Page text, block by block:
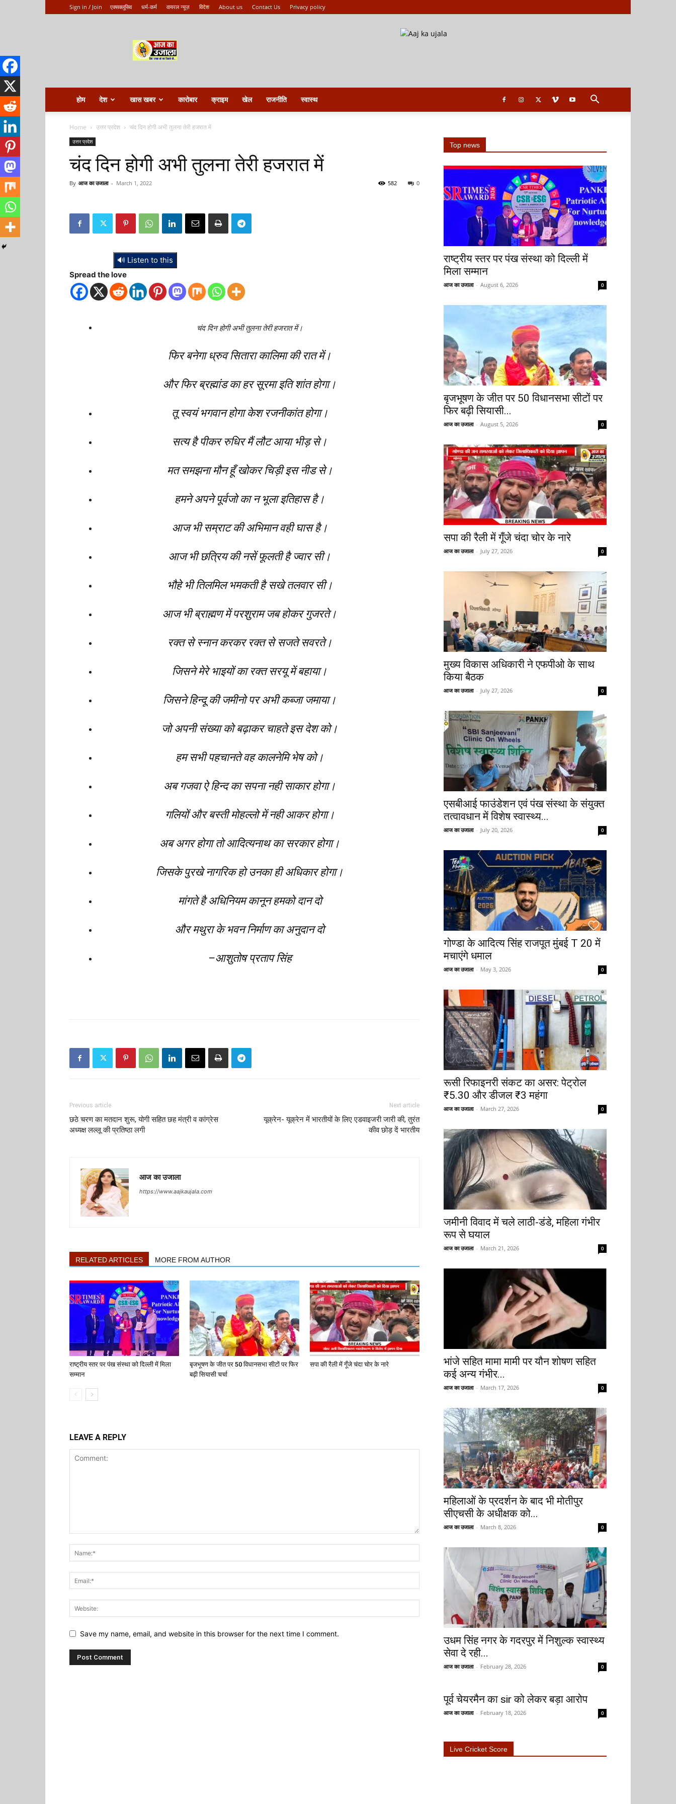
Sign in / Join एक्सक्लूसिव धर्म-कर्म वायरल न्यूज़ विदेश About us Contact Us Privacy policy
ka
ujala
होम देश खास खबर कारोबार क्राइम खेल राजनीति स्वास्थ
Home उत्तर प्रदेश चंद दिन होगी अभी तुलना तेरी हजरात में
उत्तर प्रदेश
चंद दिन होगी अभी तुलना तेरी हजरात में
By आज का उजाला - March 1, 2022 0
582
🔊 Listen to this
Spread the love
चंद दिन होगी अभी तुलना तेरी हजरात में।
फिर बनेगा ध्रुव सितारा कालिमा की रात में।
और फिर ब्रह्मांड का हर सूरमा इति शांत होगा।
तू स्वयं भगवान होगा केश रजनीकांत होगा।
सत्य है पीकर रुधिर मैं लौट आया भीड़ से।
मत समझना मौन हूँ खोकर चिड़ी इस नीड से।
हमने अपने पूर्वजो का न भूला इतिहास है।
आज भी सम्राट की अभिमान वही घास है।
आज भी छत्रिय की नसें फूलती है ज्वार सी।
भौहे भी तिलमिल भमकती है सखे तलवार सी।
आज भी ब्राह्मण में परशुराम जब होकर गुजरते।
रक्त से स्नान करकर रक्त से सजते सवरते।
जिसने मेरे भाइयों का रक्त सरयू में बहाया।
जिसने हिन्दू की जमीनो पर अभी कब्जा जमाया।
जो अपनी संख्या को बढ़ाकर चाहते इस देश को।
हम सभी पहचानते वह कालनेमि भेष को।
अब गजवा ऐ हिन्द का सपना नही साकार होगा।
गलियों और बस्ती मोहल्लो में नही आकर होगा।
अब अगर होगा तो आदित्यनाथ का सरकार होगा।
जिसके पुरखे नागरिक हो उनका ही अधिकार होगा।
मांगते है अधिनियम कानून हमको दान दो
और मथुरा के भवन निर्माण का अनुदान दो
–आशुतोष प्रताप सिंह
Previous article
छठे चरण का मतदान शुरू, योगी सहित छह मंत्री व कांग्रेस
अध्यक्ष लल्लू की प्रतिष्ठा लगी
Next article
यूक्रेन- यूक्रेन में भारतीयों के लिए एडवाइजरी जारी की, तुरंत
कीव छोड़ दें भारतीय
आज का उजाला
https://www.aajkaujala.com
RELATED ARTICLES MORE FROM AUTHOR
राष्ट्रीय स्तर पर पंख संस्था को दिल्ली में मिला
सम्मान
बृजभूषण के जीत पर 50 विधानसभा सीटों पर फिर
बढ़ी सियासी चर्चा
सपा की रैली में गूँजे चंदा चोर के नारे
LEAVE A REPLY
Save my name, email, and website in this browser for the next time I comment.
Top news
राष्ट्रीय स्तर पर पंख संस्था को दिल्ली में
मिला सम्मान
आज का उजाला - August 6, 2026 0
बृजभूषण के जीत पर 50 विधानसभा सीटों पर
फिर बढ़ी सियासी...
आज का उजाला - August 5, 2026 0
सपा की रैली में गूँजे चंदा चोर के नारे
आज का उजाला - July 27, 2026 0
मुख्य विकास अधिकारी ने एफपीओ के साथ
किया बैठक
आज का उजाला - July 27, 2026 0
एसबीआई फाउंडेशन एवं पंख संस्था के संयुक्त
तत्वावधान में विशेष स्वास्थ्य...
आज का उजाला - July 20, 2026 0
गोण्डा के आदित्य सिंह राजपूत मुंबई T 20 में
मचाएंगे धमाल
आज का उजाला - May 3, 2026 0
रूसी रिफाइनरी संकट का असर: पेट्रोल
₹5.30 और डीजल ₹3 महंगा
आज का उजाला - March 27, 2026 0
जमीनी विवाद में चले लाठी-डंडे, महिला गंभीर
रूप से घयाल
आज का उजाला - March 21, 2026 0
भांजे सहित मामा मामी पर यौन शोषण सहित
कई अन्य गंभीर...
आज का उजाला - March 17, 2026 0
महिलाओं के प्रदर्शन के बाद भी मोतीपुर
सीएचसी के अधीक्षक को...
आज का उजाला - March 8, 2026 0
उधम सिंह नगर के गदरपुर में निशुल्क स्वास्थ्य
सेवा दे रही...
आज का उजाला - February 28, 2026 0
पूर्व चेयरमैन का sir को लेकर बड़ा आरोप
आज का उजाला - February 18, 2026 0
Live Cricket Score